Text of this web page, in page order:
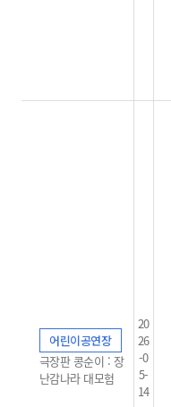
어린이공연장
극장판 콩순이 : 장
난감나라 대모험
20
26
-0
5-
14